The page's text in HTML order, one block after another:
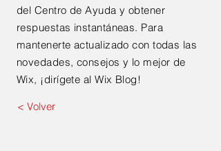
del Centro de Ayuda y obtener
respuestas instantáneas. Para
mantenerte actualizado con todas las
novedades, consejos y lo mejor de
Wix, ¡dirígete al Wix Blog!
< Volver